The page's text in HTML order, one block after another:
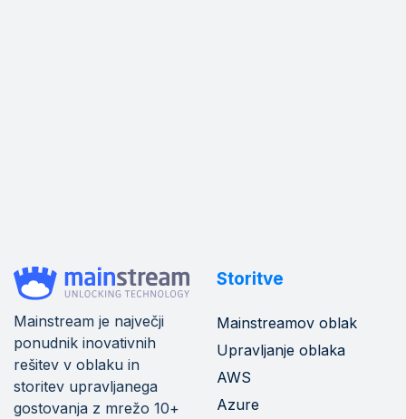
Mainstream je največji
ponudnik inovativnih
rešitev v oblaku in
storitev upravljanega
gostovanja z mrežo 10+
Storitve
Mainstreamov oblak
Upravljanje oblaka
AWS
Azure